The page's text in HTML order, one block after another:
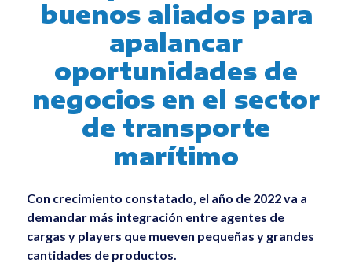
Sem categoria
All
buenos aliados para
apalancar
oportunidades de
negocios en el sector
de transporte
marítimo
Con crecimiento constatado, el año de 2022 va a
demandar más integración entre agentes de
cargas y players que mueven pequeñas y grandes
cantidades de productos.